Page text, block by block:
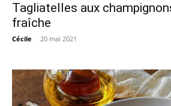
Tagliatelles aux
fraîche
Cécile - 20 mai 2021